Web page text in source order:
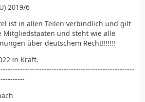
2019/6
ist in allen Teilen verbindlich und gilt
und steht wie alle
über deutschem Recht!!!!!!!
in Kraft.